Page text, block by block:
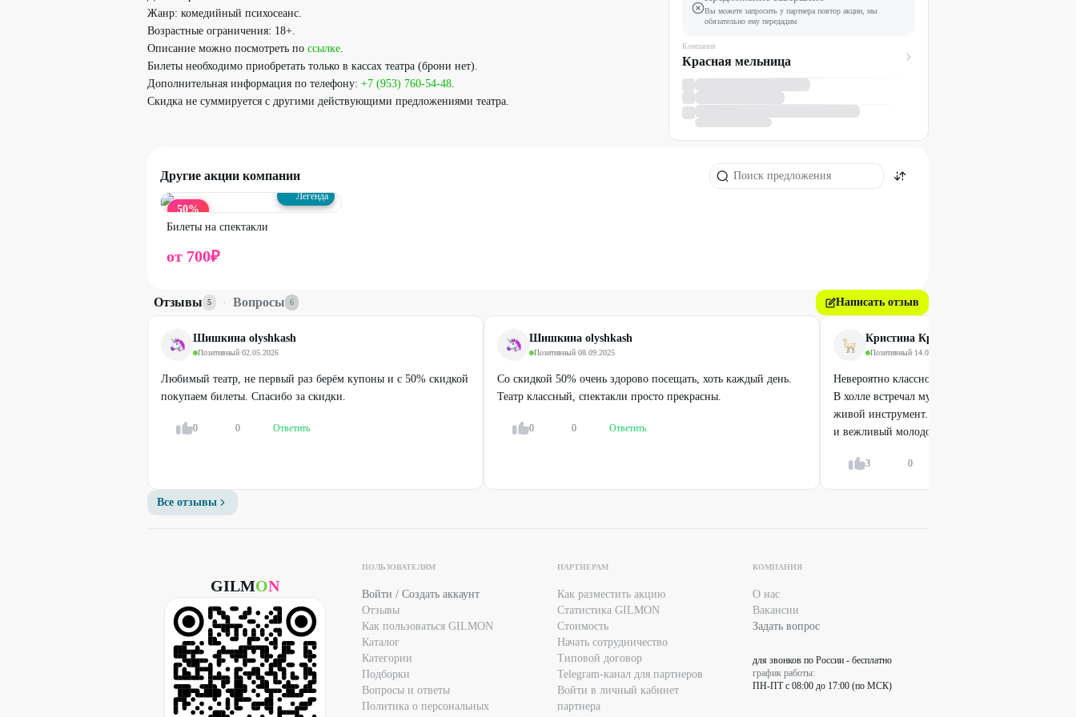
Жанр: комедийный психосеанс.
Возрастные ограничения: 18+.
Описание можно посмотреть по ссылке.
Билеты необходимо приобретать только в кассах театра (брони нет).
Дополнительная информация по телефону: +7 (953) 760-54-48.
Скидка не суммируется с другими действующими предложениями театра.
Вы можете запросить у партнера повтор акции, мы
обязательно ему передадим
Компания
Красная мельница
Другие акции компании
50%
Легенда
Билеты на спектакли
от 700₽
Отзывы 5 · Вопросы 6 Написать отзыв
Шишкина olyshkash
Позитивный·02.05.2026
Любимый театр, не первый раз берём купоны и с 50% скидкой
покупаем билеты. Спасибо за скидки.
0 0 Ответить
Шишкина olyshkash
Позитивный·08.09.2025
Со скидкой 50% очень здорово посещать, хоть каждый день.
Театр классный, спектакли просто прекрасны.
0 0 Ответить
Кристина Кристина
Позитивный·14.04.2024
Невероятно классное место. Прекрасно всё, от
В холле встречал музыкант с саксофоном. В зале
живой инструмент. Встречал и провожал к
и вежливый молодой...
3 0
Все отзывы
GILMON
ПОЛЬЗОВАТЕЛЯМ
Войти / Создать аккаунт
Отзывы
Как пользоваться GILMON
Каталог
Категории
Подборки
Вопросы и ответы
Политика о персональных
ПАРТНЕРАМ
Как разместить акцию
Статистика GILMON
Стоимость
Начать сотрудничество
Типовой договор
Telegram-канал для партнеров
Войти в личный кабинет
партнера
КОМПАНИЯ
О нас
Вакансии
Задать вопрос
для звонков по России - бесплатно
график работы:
ПН-ПТ с 08:00 до 17:00 (по МСК)